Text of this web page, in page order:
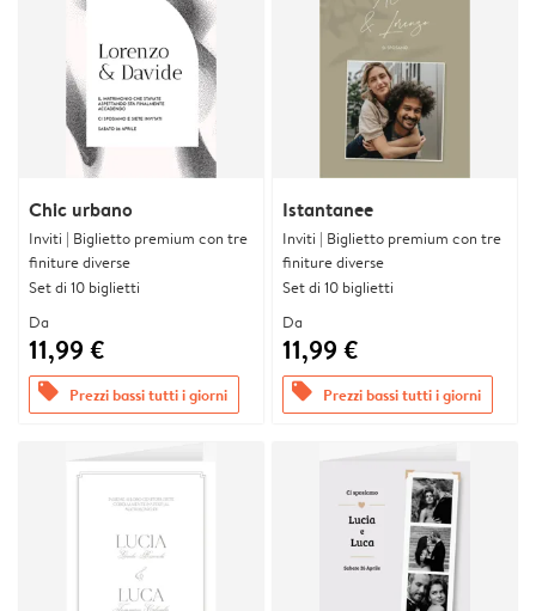
Chic urbano
Inviti | Biglietto premium con tre
finiture diverse
Set di 10 biglietti
Da
11,99 €
offers Prezzi bassi tutti i giorni
Istantanee
Inviti | Biglietto premium con tre
finiture diverse
Set di 10 biglietti
Da
11,99 €
offers Prezzi bassi tutti i giorni